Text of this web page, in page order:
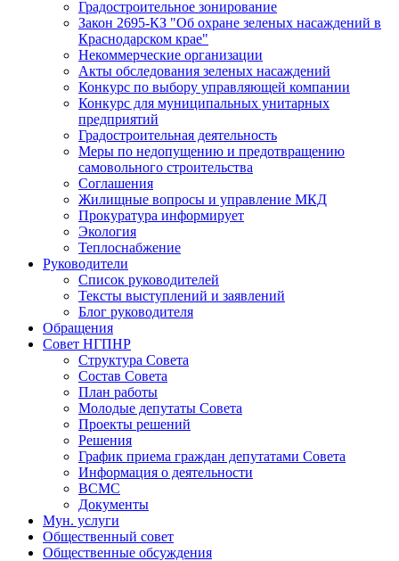
Градостроительное зонирование
Закон 2695-КЗ "Об охране зеленых насаждений в
Краснодарском крае"
Некоммерческие организации
Акты обследования зеленых насаждений
Конкурс по выбору управляющей компании
Конкурс для муниципальных унитарных
предприятий
Градостроительная деятельность
Меры по недопущению и предотвращению
самовольного строительства
Соглашения
Жилищные вопросы и управление МКД
Прокуратура информирует
Экология
Теплоснабжение
Руководители
Список руководителей
Тексты выступлений и заявлений
Блог руководителя
Обращения
Совет НГПНР
Структура Совета
Состав Совета
План работы
Молодые депутаты Совета
Проекты решений
Решения
График приема граждан депутатами Совета
Информация о деятельности
ВСМС
Документы
Мун. услуги
Общественный совет
Общественные обсуждения